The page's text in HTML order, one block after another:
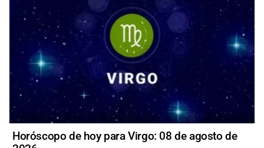
Horóscopo de hoy para Virgo: 08 de agosto de